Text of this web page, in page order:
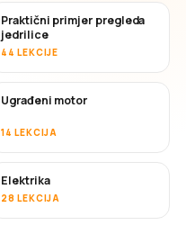
Praktični primjer pregleda
jedrilice
44 LEKCIJE
Ugrađeni motor
14 LEKCIJA
Elektrika
28 LEKCIJA